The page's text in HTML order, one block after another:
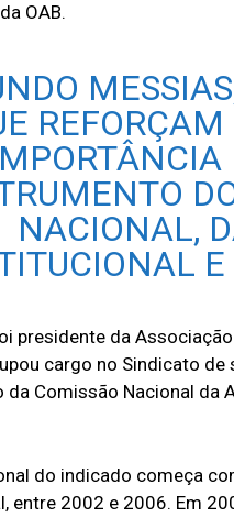
OAB.
NACIONAL,
presidente da
cargo no Sindicato
Comissão Nacional da
do indicado começa
entre 2002 e 2006. Em